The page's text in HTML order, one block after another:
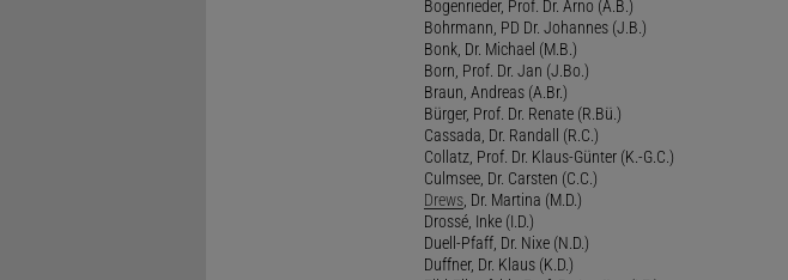
Bogenrieder, Prof. Dr. Arno (A.B.)
Bohrmann, PD Dr. Johannes (J.B.)
Bonk, Dr. Michael (M.B.)
Born, Prof. Dr. Jan (J.Bo.)
Braun, Andreas (A.Br.)
Bürger, Prof. Dr. Renate (R.Bü.)
Cassada, Dr. Randall (R.C.)
Collatz, Prof. Dr. Klaus-Günter (K.-G.C.)
Culmsee, Dr. Carsten (C.C.)
Drews, Dr. Martina (M.D.)
Drossé, Inke (I.D.)
Duell-Pfaff, Dr. Nixe (N.D.)
Duffner, Dr. Klaus (K.D.)